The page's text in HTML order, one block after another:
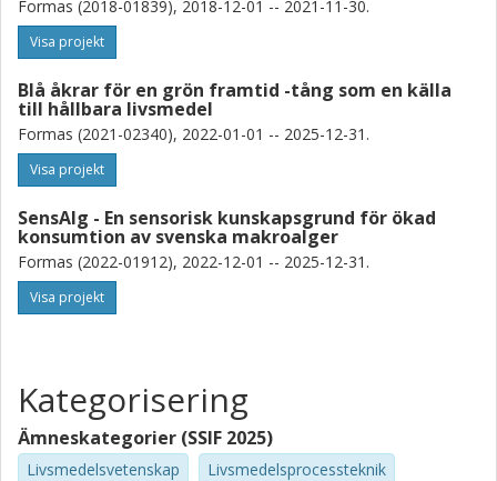
Ingrid Undeland
Chalmers, Life sciences, Livsmedelsvetenskap
Forskning Andra publikationer
Formas (2018-01839), 2018-12-01 -- 2021-11-30.
Visa projekt
Blå åkrar för en grön framtid -tång som en källa
till hållbara livsmedel
Formas (2021-02340), 2022-01-01 -- 2025-12-31.
Visa projekt
SensAlg - En sensorisk kunskapsgrund för ökad
konsumtion av svenska makroalger
Formas (2022-01912), 2022-12-01 -- 2025-12-31.
Visa projekt
Kategorisering
Ämneskategorier (SSIF 2025)
Livsmedelsvetenskap Livsmedelsprocessteknik